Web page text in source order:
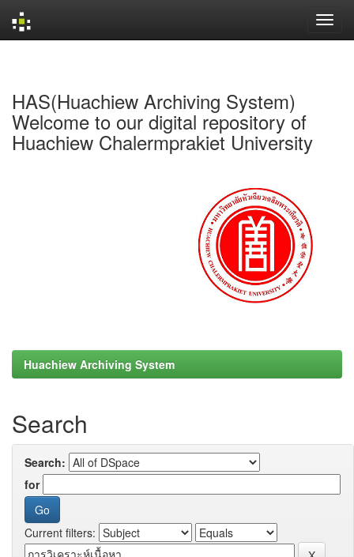
HAS(Huachiew Archiving System)
Welcome to our digital repository of
Huachiew Chalermprakiet University
Huachiew Archiving System
Search
Search:
for
Current filters: